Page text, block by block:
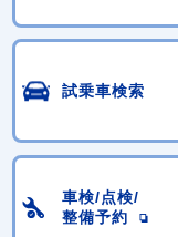
試乗車検索
車検/点検/
整備予約